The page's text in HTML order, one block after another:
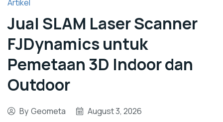
Artikel
Jual SLAM Laser Scanner
FJDynamics untuk
Pemetaan 3D Indoor dan
Outdoor
By Geometa
August 3, 2026